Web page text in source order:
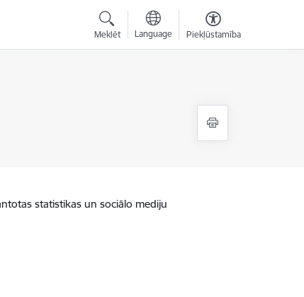
Meklēt Language Piekļūstamība
statistikas un sociālo mediju